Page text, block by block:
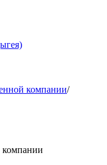
компании/
компании